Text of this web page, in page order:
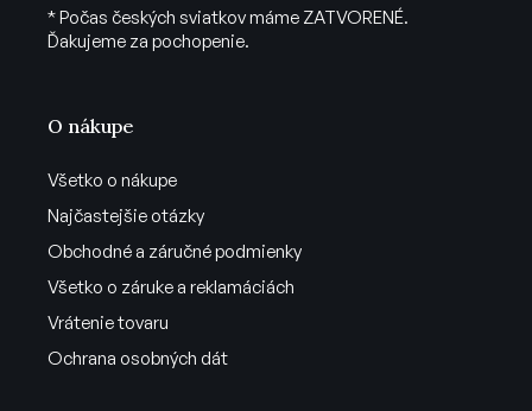
O nákupe
Všetko o nákupe
Najčastejšie otázky
Obchodné a záručné podmienky
Všetko o záruke a reklamáciách
Vrátenie tovaru
Ochrana osobných dát
* Počas českých sviatkov máme ZATVORENÉ.
Ďakujeme za pochopenie.